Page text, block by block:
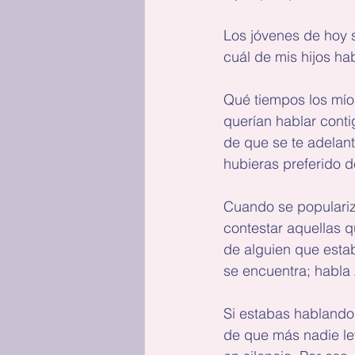
Los jóvenes de hoy
cuál de mis hijos
Qué tiempos los
querían hablar
de que se te
hubieras preferido
Cuando se
contestar aquellas
de alguien que
se encuentra;
Si estabas
de que más nadie